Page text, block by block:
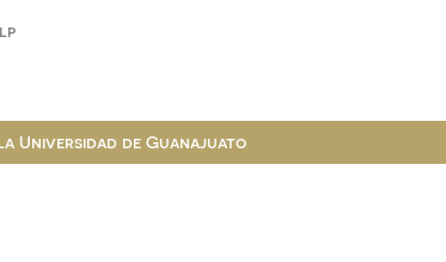
Universidad de Guanajuato